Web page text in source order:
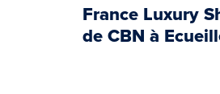
France Luxury
de CBN à